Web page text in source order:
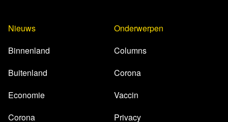
Nieuws
Binnenland
Buitenland
Economie
Corona
Onderwerpen
Columns
Corona
Vaccin
Privacy